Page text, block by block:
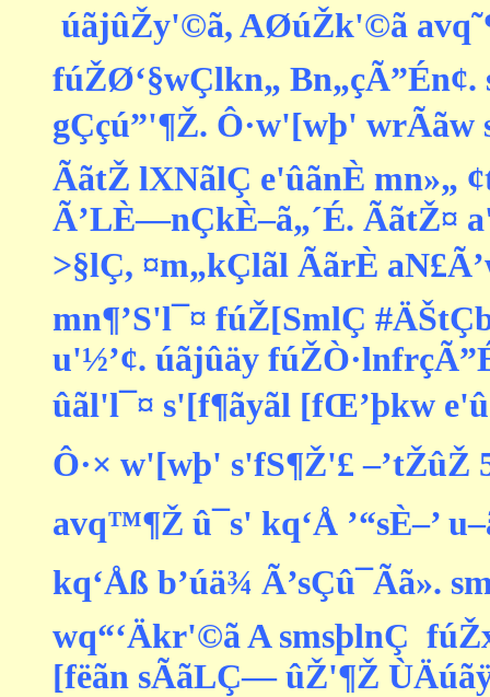
úãjûŽy'©ã, AØúŽk'©ã
fúŽØ‘§wÇlkn„
gÇçú”'¶Ž. Ô·w'[wþ' wrÃãw
ÃãtŽ lXNãlÇ e'ûãnÈ mn»„
Ã’LÈ—nÇkÈ–ã„´É. ÃãtŽ¤
>§lÇ, ¤m„kÇlãl ÃãrÈ
mn¶’S'l¯¤ fúŽ[SmlÇ
u'½’¢. úãjûäy
ûãl'l¯¤ s'[f¶ãyãl [fŒ’þkw
Ô·× w'[wþ' s'fS¶Ž'£ –’tŽûŽ
a­vq™¶Ž û¯s' kq‘Å ’“sÈ–’
kq‘Åß b’úä¾ Ã’sÇû¯Ãã».
wq“‘Äkr'©ã A smsþlnÇ
[fëãn sÃãLÇ— ûŽ'¶Ž